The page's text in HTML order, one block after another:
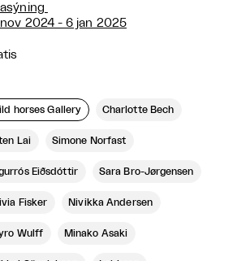
2024 - 6 jan 2025
horses Gallery Charlotte Bech
Lai Simone Norfast
Eiðsdóttir Sara Bro-Jørgensen
Fisker Nivikka Andersen
Wulff Minako Asaki